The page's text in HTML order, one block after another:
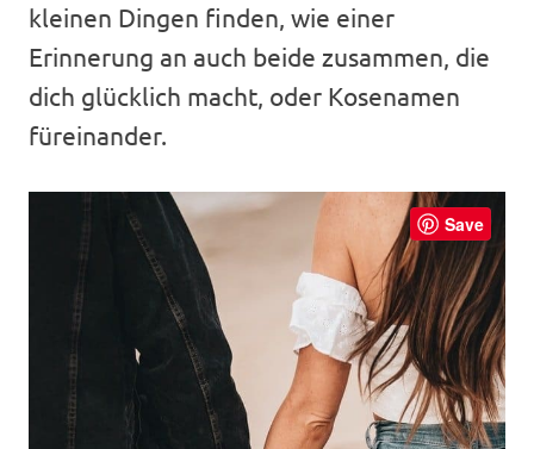
kleinen Dingen finden, wie einer
Erinnerung an auch beide zusammen, die
dich glücklich macht, oder Kosenamen
füreinander.
Save